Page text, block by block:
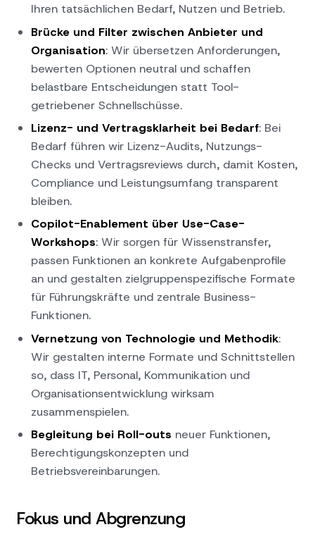
Ihren tatsächlichen Bedarf, Nutzen und Betrieb.
Brücke und Filter zwischen Anbieter und
Organisation: Wir übersetzen Anforderungen,
bewerten Optionen neutral und schaffen
belastbare Entscheidungen statt Tool-
getriebener Schnellschüsse.
Lizenz- und Vertragsklarheit bei Bedarf: Bei
Bedarf führen wir Lizenz-Audits, Nutzungs-
Checks und Vertragsreviews durch, damit Kosten,
Compliance und Leistungsumfang transparent
bleiben.
Copilot-Enablement über Use-Case-
Workshops: Wir sorgen für Wissenstransfer,
passen Funktionen an konkrete Aufgabenprofile
an und gestalten zielgruppenspezifische Formate
für Führungskräfte und zentrale Business-
Funktionen.
Vernetzung von Technologie und Methodik:
Wir gestalten interne Formate und Schnittstellen
so, dass IT, Personal, Kommunikation und
Organisationsentwicklung wirksam
zusammenspielen.
Begleitung bei Roll-outs neuer Funktionen,
Berechtigungskonzepten und
Betriebsvereinbarungen.
Fokus und Abgrenzung